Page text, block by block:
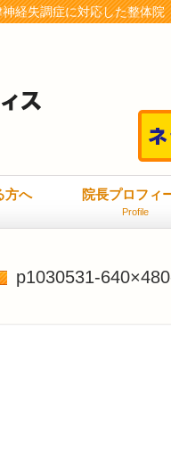
経失調症に対応した整体院
方へ 院長プロフィ
Profile
p1030531-